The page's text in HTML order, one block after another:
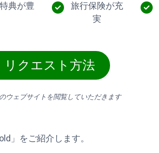
典が豊
旅行保険が充
実
リクエスト方法
ウェブサイトを閲覧していただきます
」をご紹介します。